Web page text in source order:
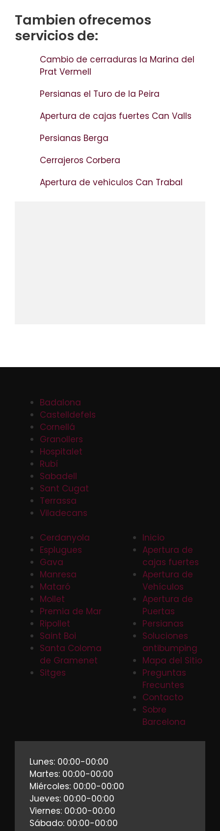
Tambien ofrecemos
servicios de:
Cambio de cerraduras la Marina del
Prat Vermell
Persianas el Turo de la Peira
Apertura de cajas fuertes Can Valls
Persianas Berga
Cerrajeros Corbera
Apertura de vehiculos Can Trabal
Badalona
Castelldefels
Cornellá
Granollers
Hospitalet
Rubí
Sabadell
Sant Cugat
Terrassa
Viladecans
Cerdanyola
Esplugues
Gava
Manresa
Mataró
Mollet
Premia de Mar
Ripollet
Saint Boi
Santa Coloma
de Gramenet
Sitges
Inicio
Apertura de
cajas fuertes
Apertura de
Vehículos
Apertura de
Puertas
Persianas
Soluciones
antibumping
Mapa del Sitio
Preguntas
Frecuntes
Contacto
Sobre
Barcelona
Lunes: 00:00-00:00
Martes: 00:00-00:00
Miércoles: 00:00-00:00
Jueves: 00:00-00:00
Viernes: 00:00-00:00
Sábado: 00:00-00:00